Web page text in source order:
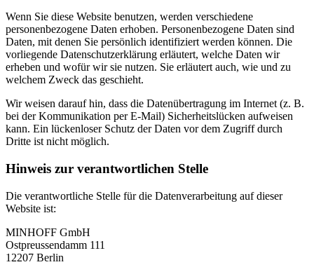
Wenn Sie diese Website benutzen, werden verschiedene
personenbezogene Daten erhoben. Personenbezogene Daten sind
Daten, mit denen Sie persönlich identifiziert werden können. Die
vorliegende Datenschutzerklärung erläutert, welche Daten wir
erheben und wofür wir sie nutzen. Sie erläutert auch, wie und zu
welchem Zweck das geschieht.
Wir weisen darauf hin, dass die Datenübertragung im Internet (z. B.
bei der Kommunikation per E-Mail) Sicherheitslücken aufweisen
kann. Ein lückenloser Schutz der Daten vor dem Zugriff durch
Dritte ist nicht möglich.
Hinweis zur verantwortlichen Stelle
Die verantwortliche Stelle für die Datenverarbeitung auf dieser
Website ist:
MINHOFF GmbH
Ostpreussendamm 111
12207 Berlin